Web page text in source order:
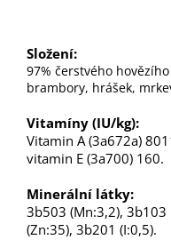
Složení:
97% čerstvého
brambory, hrášek,
Vitamíny (IU/kg):
Vitamin A (3a672a)
vitamin E (3a700) 160.
Minerální látky:
3b503 (Mn:3,2), 3b103
(Zn:35), 3b201 (I:0,5).